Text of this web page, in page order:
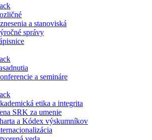
a stanoviská
správy
a semináre
etika a integrita
SRK za umenie
a Kódex výskumníkov